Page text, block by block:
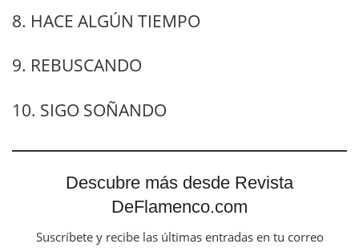
8. HACE ALGÚN TIEMPO
9. REBUSCANDO
10. SIGO SOÑANDO
Descubre más desde Revista
DeFlamenco.com
Suscríbete y recibe las últimas entradas en tu correo